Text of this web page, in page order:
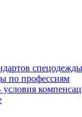
спецодежды
по профессиям